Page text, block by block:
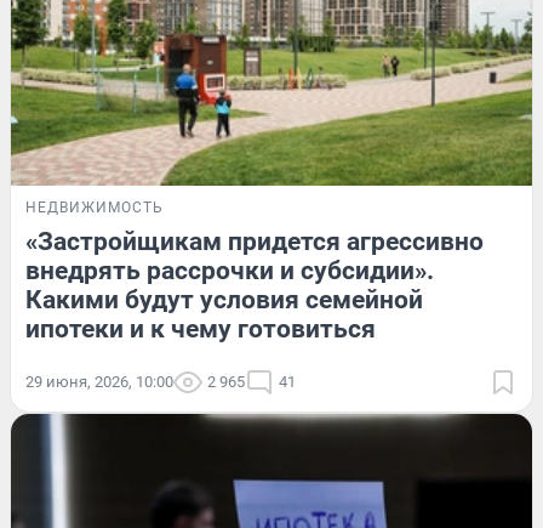
НЕДВИЖИМОСТЬ
«Застройщикам придется агрессивно
внедрять рассрочки и субсидии».
Какими будут условия семейной
ипотеки и к чему готовиться
29 июня, 2026, 10:00 2 965 41